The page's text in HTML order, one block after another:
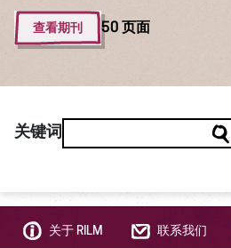
查看期刊 50 页面
关键词
关于 RILM 联系我们